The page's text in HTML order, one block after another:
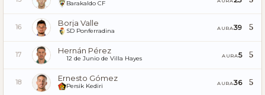
Barakaldo CF
16 Borja Valle
SD Ponferradina AURA39 5
17 Hernán Pérez
12 de Junio de Villa Hayes AURA5 5
18 Ernesto Gómez
Persik Kediri AURA36 5